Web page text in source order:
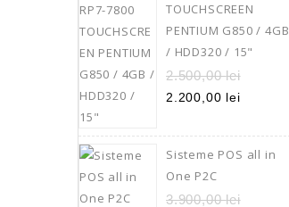
TOUCHSCREEN
PENTIUM G850 / 4GB
/ HDD320 / 15"
2.500,00lei
2.200,00 lei
Sisteme POS all in
One P2C
3.900,00lei